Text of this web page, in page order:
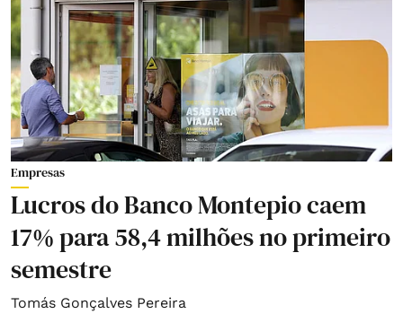
Empresas
Lucros do Banco Montepio caem
17% para 58,4 milhões no primeiro
semestre
Tomás Gonçalves Pereira